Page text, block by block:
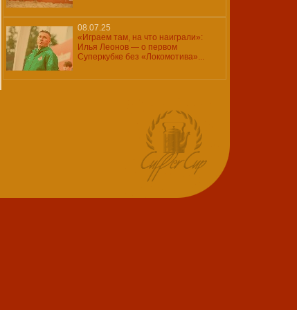
08.07.25
«Играем там, на что наиграли»:
Илья Леонов — о первом
Суперкубке без «Локомотива»...